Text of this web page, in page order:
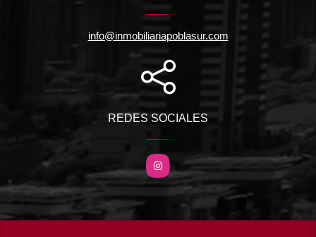
info@inmobiliariapoblasur.com
REDES SOCIALES
Instagram